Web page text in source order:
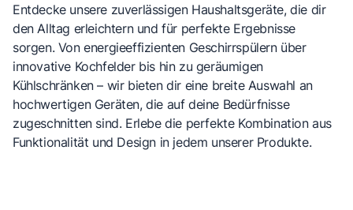
Entdecke unsere zuverlässigen Haushaltsgeräte, die dir
den Alltag erleichtern und für perfekte Ergebnisse
sorgen. Von energieeffizienten Geschirrspülern über
innovative Kochfelder bis hin zu geräumigen
Kühlschränken – wir bieten dir eine breite Auswahl an
hochwertigen Geräten, die auf deine Bedürfnisse
zugeschnitten sind. Erlebe die perfekte Kombination aus
Funktionalität und Design in jedem unserer Produkte.